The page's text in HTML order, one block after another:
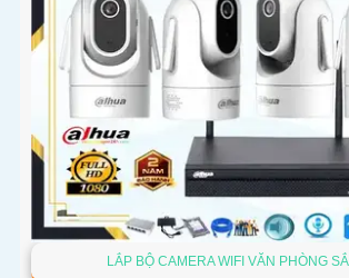
LẮP BỘ CAMERA WIFI VĂN PHÒNG